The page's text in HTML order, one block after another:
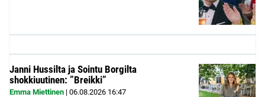
Janni Hussilta ja Sointu Borgilta
shokkiuutinen: ”Breikki”
Emma Miettinen | 06.08.2026 16:47